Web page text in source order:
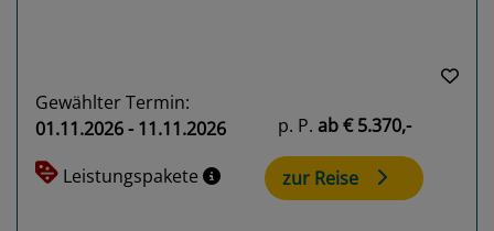
Gewählter Termin:
01.11.2026 - 11.11.2026
Leistungspakete
p. P. ab€ 5.370,-
zur Reise